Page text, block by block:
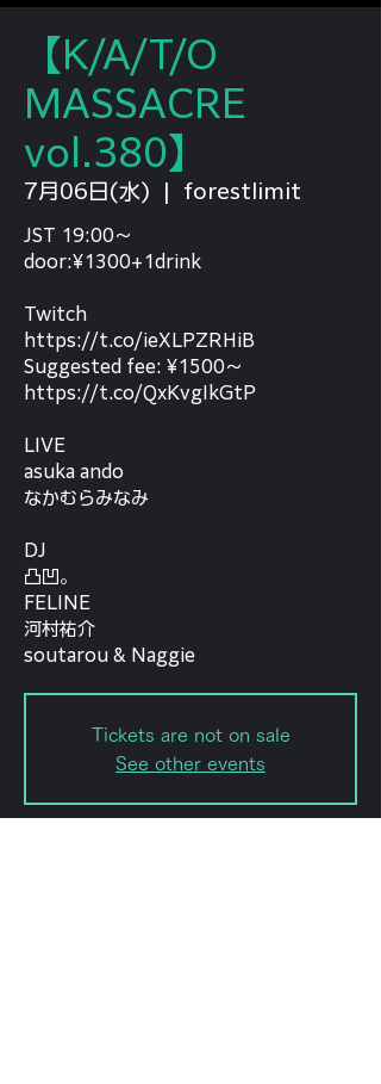
【K/A/T/O
MASSACRE
vol.380】
7月06日(水) forestlimit
JST 19:00～
door:¥1300+1drink
Twitch
https://t.co/ieXLPZRHiB
Suggested fee: ¥1500～
https://t.co/QxKvgIkGtP
LIVE
asuka ando
なかむらみなみ
DJ
凸凹。
FELINE
河村祐介
soutarou & Naggie
Tickets are not on sale
See other events